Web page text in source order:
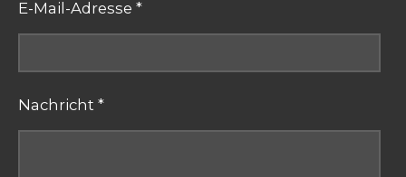
E-Mail-Adresse *
Nachricht *